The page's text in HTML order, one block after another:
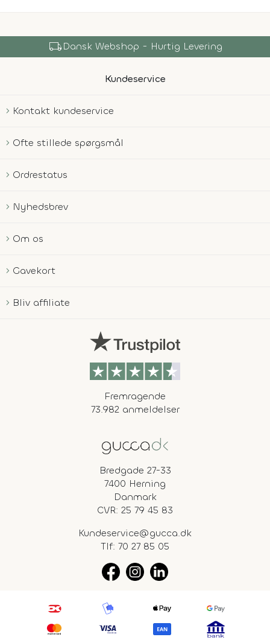
local_shippingDansk Webshop - Hurtig Levering
Kundeservice
Kontakt kundeservice
Ofte stillede spørgsmål
Ordrestatus
Nyhedsbrev
Om os
Gavekort
Bliv affiliate
Fremragende
73.982 anmeldelser
Bredgade 27-33
7400 Herning
Danmark
CVR: 25 79 45 83
Kundeservice@gucca.dk
Tlf: 70 27 85 05